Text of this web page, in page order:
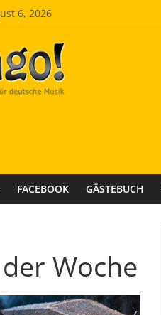
6, 2026
FACEBOOK GÄSTEBUCH
Woche